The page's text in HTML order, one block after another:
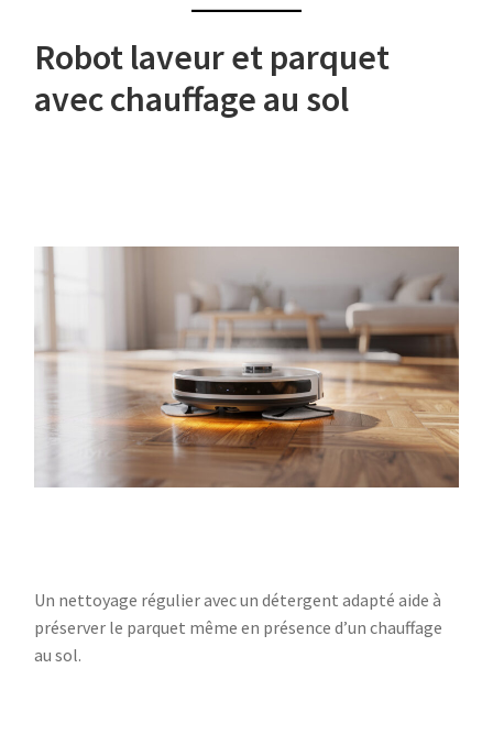
Robot laveur et parquet
avec chauffage au sol
Un nettoyage régulier avec un détergent adapté aide à
préserver le parquet même en présence d’un chauffage
au sol.